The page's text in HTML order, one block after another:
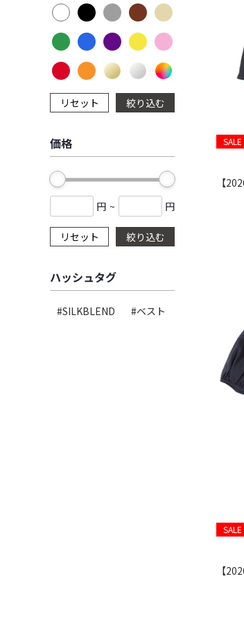
リセット 絞り込む
価格
円 ~ 円
リセット 絞り込む
ハッシュタグ
#SILKBLEND #ベスト
SALE
SALE